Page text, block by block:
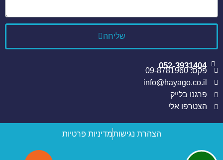
שליחה
052-3931404
פקס: 09-8781960
info@hayago.co.il
פרגנו בלייק
הצטרפו אלי
הצהרת נגישותמדיניות פרטיות